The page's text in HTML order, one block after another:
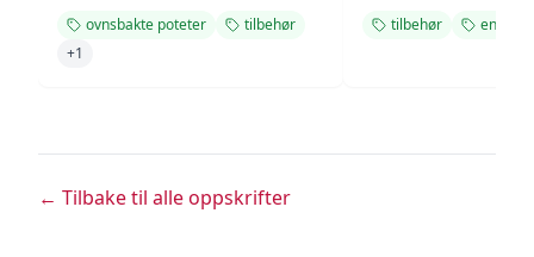
ovnsbakte poteter
tilbehør
+1
tilbehør enkel
← Tilbake til alle oppskrifter